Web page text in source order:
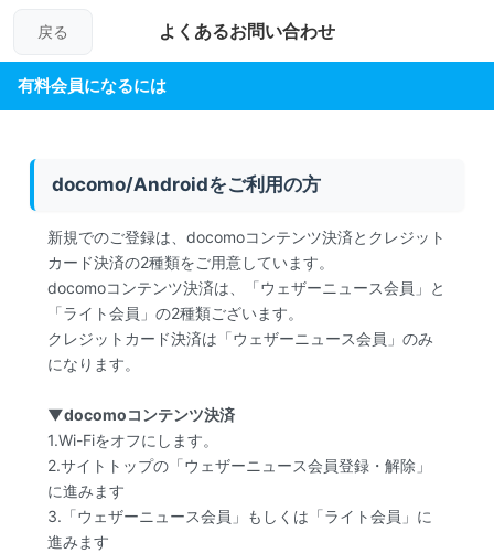
戻る よくあるお問い合わせ
有料会員になるには
docomo/Androidをご利用の方
新規でのご登録は、docomoコンテンツ決済とクレジット
カード決済の2種類をご用意しています。
docomoコンテンツ決済は、「ウェザーニュース会員」と
「ライト会員」の2種類ございます。
クレジットカード決済は「ウェザーニュース会員」のみ
になります。
▼docomoコンテンツ決済
1.Wi-Fiをオフにします。
2.サイトトップの「ウェザーニュース会員登録・解除」
に進みます
3.「ウェザーニュース会員」もしくは「ライト会員」に
進みます